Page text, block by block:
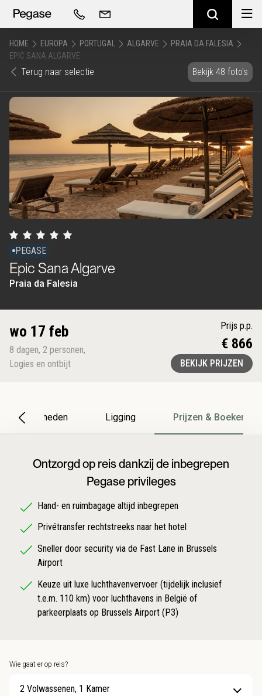
HOME EUROPA PORTUGAL ALGARVE
PRAIA DA FALESIA
EPIC SANA ALGARVE
Terug naar selectie Bekijk 48 foto's
PEGASE
Epic Sana Algarve
Praia da Falesia
wo 17 feb
8 dagen, 2 personen,
Logies en ontbijt
Prijs p.p.
€ 866
BEKIJK PRIJZEN
Bijzonderheden Ligging Prijzen & Boeken
Ontzorgd op reis dankzij de inbegrepen
Pegase privileges
Hand- en ruimbagage altijd inbegrepen
Privétransfer rechtstreeks naar het hotel
Sneller door security via de Fast Lane in Brussels
Airport
Keuze uit luxe luchthavenvervoer (tijdelijk inclusief
t.e.m. 110 km) voor luchthavens in België of
parkeerplaats op Brussels Airport (P3)
Wie gaat er op reis?
2 Volwassenen, 1 Kamer